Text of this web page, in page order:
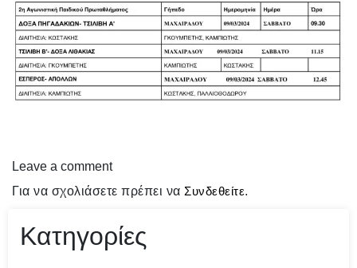
Leave a comment
Για να σχολιάσετε πρέπει να Συνδεθείτε.
Κατηγορίες